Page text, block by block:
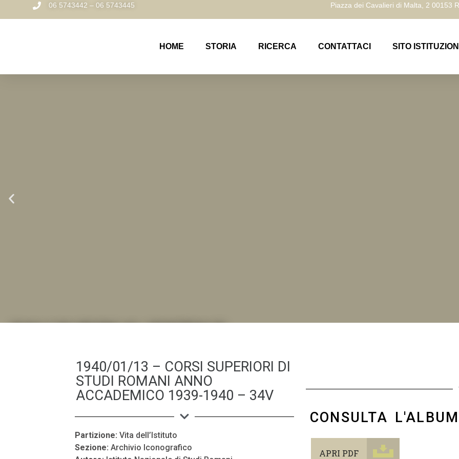
06 5743442 – 06 5743445 Piazza dei Cavalieri di Malta, 2 00153
HOME STORIA RICERCA CONTATTACI SITO
.LA "VITA DELL'ISTITUTO" ATTRAVERSO LE IMMAGINI
1940/01/13 – CORSI SUPERIORI DI
STUDI ROMANI ANNO
ACCADEMICO 1939-1940 – 34V
Partizione: Vita dell’Istituto
Sezione: Archivio Iconografico
CONSULTA L'ALBUM
APRI PDF